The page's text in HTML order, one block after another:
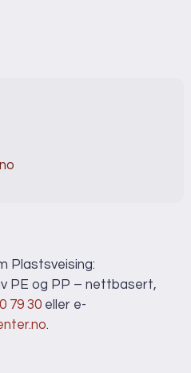
Plastsveising:
PE og PP – nettbasert,
79 30 eller e-
.